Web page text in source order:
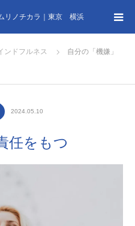
ノチカラ｜東京 横浜
ンドフルネス
自分の「機嫌」
2024.05.10
任をもつ